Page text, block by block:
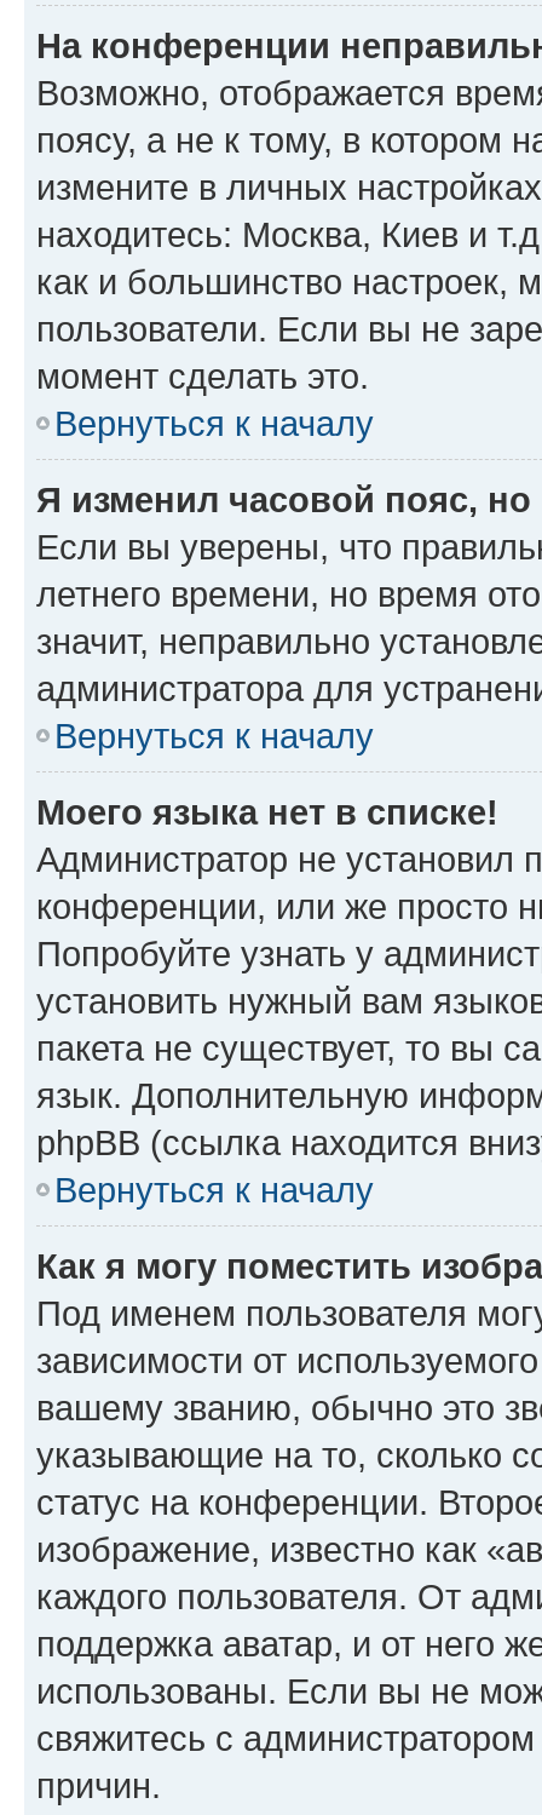
На конференции
Возможно, отображается
поясу, а не к тому, в котором
измените в личных
находитесь: Москва, Киев и
как и большинство настроек,
пользователи. Если вы не
момент сделать это.
Вернуться к началу
Я изменил часовой пояс,
Если вы уверены, что
летнего времени, но время
значит, неправильно
администратора для
Вернуться к началу
Моего языка нет в списке!
Администратор не установил
конференции, или же просто
Попробуйте узнать у
установить нужный вам
пакета не существует, то вы
язык. Дополнительную
phpBB (ссылка находится
Вернуться к началу
Как я могу поместить
Под именем пользователя
зависимости от
вашему званию, обычно это
указывающие на то, сколько
статус на конференции.
изображение, известно как
каждого пользователя. От
поддержка аватар, и от него
использованы. Если вы не
свяжитесь с
причин.